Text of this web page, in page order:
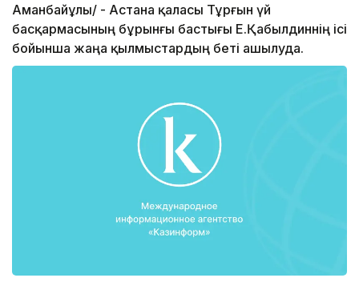
Аманбайұлы/ - Астана қаласы Тұрғын үй
басқармасының бұрынғы бастығы Е.Қабылдиннің ісі
бойынша жаңа қылмыстардың беті ашылуда.